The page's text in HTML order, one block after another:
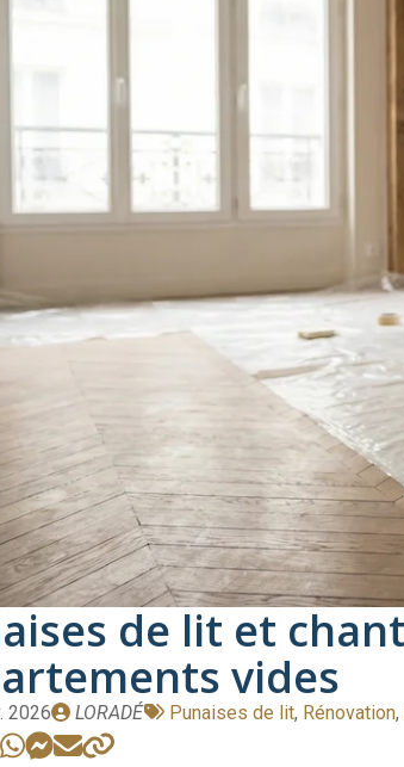
de lit et
vides
2026
Publié
par
LORADÉ
Tags
Punaises de lit, Rénovation,